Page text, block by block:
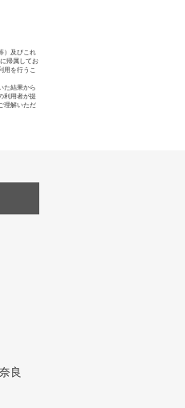
）及びこれ
帰属してお
用を行うこ
た結果から
利用者が提
理解いただ
良